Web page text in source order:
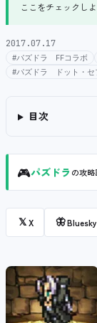
ここをチェックし
2017.07.17
#パズドラ FFコラボ
#パズドラ ドット・セ
目次
🎮パズドラの攻略
𝕏X 🦋Bluesky